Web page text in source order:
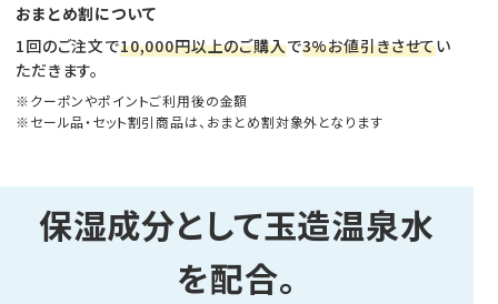
おまとめ割について
1回のご注文で10,000円以上のご購入で3%お値引きさせてい
ただきます。
クーポンやポイントご利用後の金額
セール品・セット割引商品は、おまとめ割対象外となります
保湿成分として玉造温泉水
を配合。